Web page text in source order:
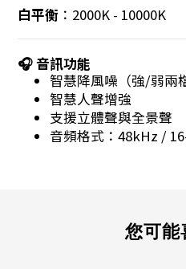
白平衡 ：2000K - 10000K
🎧 音訊功能
智慧降風噪（強/弱兩
智慧人聲增強
支援立體聲與全景聲
音頻格式：48kHz /
您可能